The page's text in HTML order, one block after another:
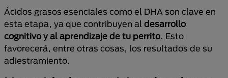
Ácidos grasos esenciales como el DHA son clave en
esta etapa, ya que contribuyen al desarrollo
cognitivo y al aprendizaje de tu perrito. Esto
favorecerá, entre otras cosas, los resultados de su
adiestramiento.